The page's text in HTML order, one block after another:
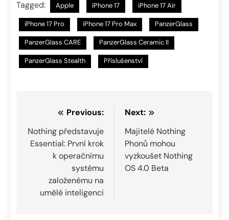
Tagged: Apple iPhone 17 iPhone 17 Air
iPhone 17 Pro iPhone 17 Pro Max PanzerGlass
PanzerGlass CARE PanzerGlass Ceramic II
PanzerGlass Stealth Příslušenství
Navigace
pro
příspěvek
Previous:
Nothing představuje
Essential: První krok
k operačnímu
systému
založenému na
umělé inteligenci
Next:
Majitelé Nothing
Phonů mohou
vyzkoušet Nothing
OS 4.0 Beta